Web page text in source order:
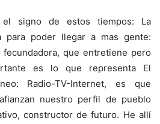
signo de estos tiempos: La
para poder llegar a mas gente:
fecundadora, que entretiene pero
es lo que representa El
Radio-TV-Internet, es que
nuestro perfil de pueblo
constructor de futuro. He allí